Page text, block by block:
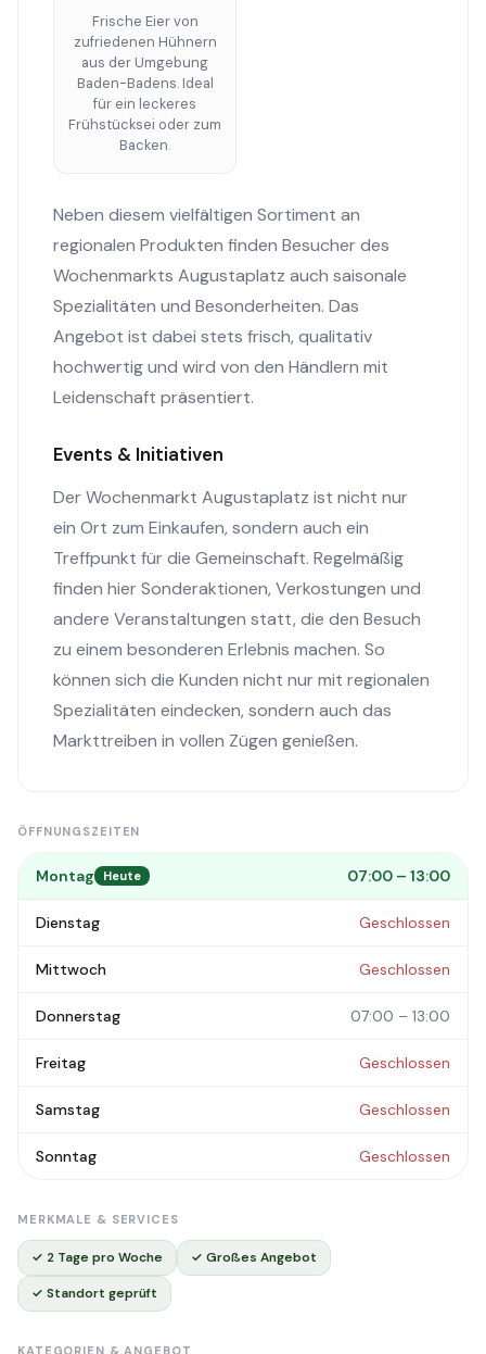
Frische Eier von
zufriedenen Hühnern
aus der Umgebung
Baden-Badens. Ideal
für ein leckeres
Frühstücksei oder zum
Backen.
Neben diesem vielfältigen Sortiment an
regionalen Produkten finden Besucher des
Wochenmarkts Augustaplatz auch saisonale
Spezialitäten und Besonderheiten. Das
Angebot ist dabei stets frisch, qualitativ
hochwertig und wird von den Händlern mit
Leidenschaft präsentiert.
Events & Initiativen
Der Wochenmarkt Augustaplatz ist nicht nur
ein Ort zum Einkaufen, sondern auch ein
Treffpunkt für die Gemeinschaft. Regelmäßig
finden hier Sonderaktionen, Verkostungen und
andere Veranstaltungen statt, die den Besuch
zu einem besonderen Erlebnis machen. So
können sich die Kunden nicht nur mit regionalen
Spezialitäten eindecken, sondern auch das
Markttreiben in vollen Zügen genießen.
ÖFFNUNGSZEITEN
Montag Heute 07:00 – 13:00
Dienstag Geschlossen
Mittwoch Geschlossen
Donnerstag 07:00 – 13:00
Freitag Geschlossen
Samstag Geschlossen
Sonntag Geschlossen
MERKMALE & SERVICES
✓ 2 Tage pro Woche ✓ Großes Angebot
✓ Standort geprüft
KATEGORIEN & ANGEBOT